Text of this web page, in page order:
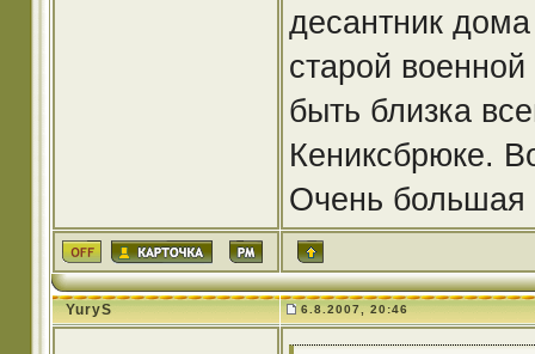
десантник
старой
быть близка
Кениксбрюке.
Очень большая
YuryS 6.8.2007, 20:46